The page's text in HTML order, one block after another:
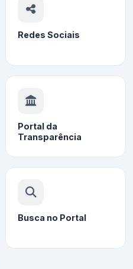
Redes Sociais
Portal da
Transparência
Busca no Portal